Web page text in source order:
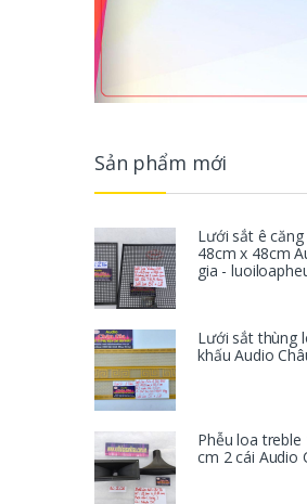
Sản phẩm mới
Lưới sắt ê
48cm x 48cm
gia -
Lưới sắt thùng
khấu Audio
Phễu loa treble
cm 2 cái Audio